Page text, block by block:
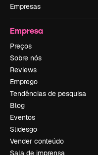
Empresas
Empresa
Preços
Sobre nós
Reviews
Emprego
Tendências de pesquisa
Blog
Eventos
Slidesgo
Vender conteúdo
Sala de imprensa